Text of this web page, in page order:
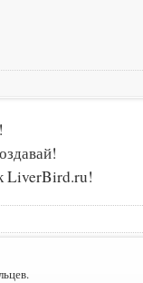
LiverBird.ru!